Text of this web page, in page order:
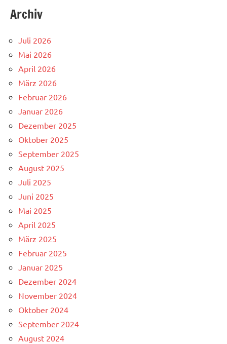
Archiv
Juli 2026
Mai 2026
April 2026
März 2026
Februar 2026
Januar 2026
Dezember 2025
Oktober 2025
September 2025
August 2025
Juli 2025
Juni 2025
Mai 2025
April 2025
März 2025
Februar 2025
Januar 2025
Dezember 2024
November 2024
Oktober 2024
September 2024
August 2024